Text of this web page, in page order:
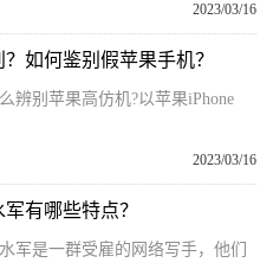
2023/03/16
如何鉴别假苹果手机？
辨别苹果高仿机?以苹果iPhone
2023/03/16
有哪些特点？
军是一群受雇的网络写手，他们